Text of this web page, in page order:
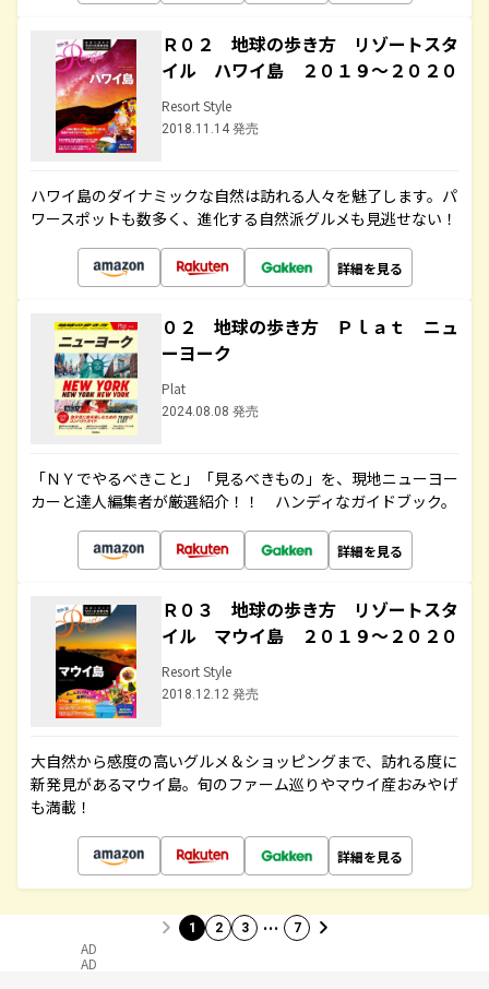
Ｒ０２ 地球の歩き方 リゾートスタ
イル ハワイ島 ２０１９～２０２０
Resort Style
2018.11.14 発売
ハワイ島のダイナミックな自然は訪れる人々を魅了します。パ
ワースポットも数多く、進化する自然派グルメも見逃せない！
詳細を見る
０２ 地球の歩き方 Ｐｌａｔ ニュ
ーヨーク
Plat
2024.08.08 発売
「ＮＹでやるべきこと」「見るべきもの」を、現地ニューヨー
カーと達人編集者が厳選紹介！！ ハンディなガイドブック。
詳細を見る
Ｒ０３ 地球の歩き方 リゾートスタ
イル マウイ島 ２０１９～２０２０
Resort Style
2018.12.12 発売
大自然から感度の高いグルメ＆ショッピングまで、訪れる度に
新発見があるマウイ島。旬のファーム巡りやマウイ産おみやげ
も満載！
詳細を見る
1 2 3 … 7
AD
AD